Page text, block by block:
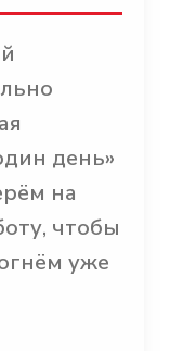
день»
на
чтобы
уже